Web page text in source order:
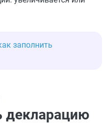
заполнить
декларацию